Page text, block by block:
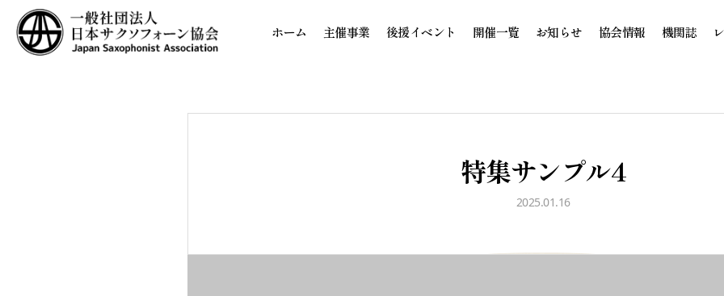
ホーム 主催事業 後援イベント 開催一覧 お知らせ 協会情報 機関誌
特集サンプル4
2025.01.16